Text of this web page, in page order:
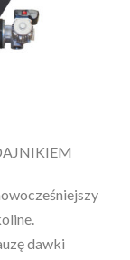
dawki